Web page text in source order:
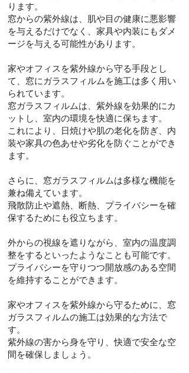
ります。
窓からの紫外線は、肌や目の健康に悪影響
を与えるだけでなく、家具や内装にもダメ
ージを与える可能性があります。
家やオフィスを紫外線から守る手段とし
て、窓にガラスフィルムを施工は多く用い
られています。
窓ガラスフィルムは、紫外線を効果的にカ
ットし、室内の環境を快適に保ちます。
これにより、日焼けや肌の老化を防ぎ、内
装や家具の色あせや劣化を防ぐことができ
ます。
さらに、窓ガラスフィルムは多様な機能を
兼ね備えています。
飛散防止や遮熱、断熱、プライバシーを確
保するためにも役立ちます。
外からの視線を遮りながら、室内の温度調
整をするといったようなことも可能です。
プライバシーを守りつつ開放感のある空間
を維持することができます。
家やオフィスを紫外線から守るために、窓
ガラスフィルムの施工は効果的な方法で
す。
紫外線の害から身を守り、快適で安全な空
間を確保しましょう。